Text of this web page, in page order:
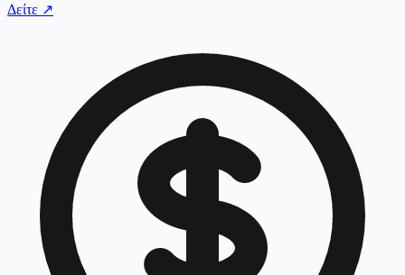
Δείτε ↗